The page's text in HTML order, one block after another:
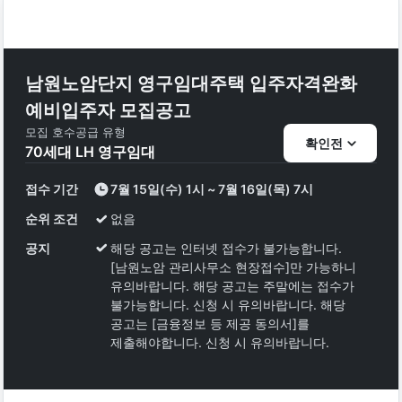
남원노암단지 영구임대주택 입주자격완화
예비입주자 모집공고
모집 호수
70세대
공급 유형
LH 영구임대 확인전
접수 기간
7월 15일(수) 1시 ~ 7월 16일(목) 7시
순위 조건
없음
공지
해당 공고는 인터넷 접수가 불가능합니다.
[남원노암 관리사무소 현장접수]만 가능하니
유의바랍니다. 해당 공고는 주말에는 접수가
불가능합니다. 신청 시 유의바랍니다. 해당
공고는 [금융정보 등 제공 동의서]를
제출해야합니다. 신청 시 유의바랍니다.